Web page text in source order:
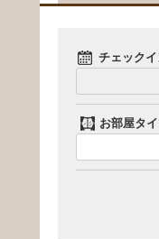
チェック
お部屋タ